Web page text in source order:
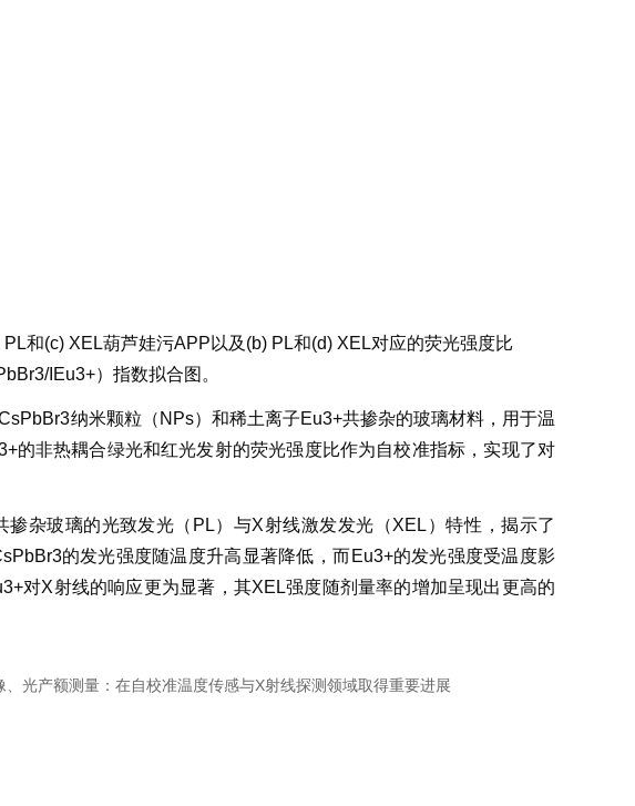
和(c) XEL葫芦娃污APP以及(b) PL和(d) XEL对应的荧光强度比
/I Eu3+）指数拟合图。
CsPbBr3纳米颗粒（NPs）和稀土离子Eu3+共掺杂的玻璃材料，用于温
的非热耦合绿光和红光发射的荧光强度比作为自校准指标，实现了对
掺杂玻璃的光致发光（PL）与X射线激发发光（XEL）特性，揭示了
3的发光强度随温度升高显著降低，而Eu3+的发光强度受温度影
3+对X射线的响应更为显著，其XEL强度随剂量率的增加呈现出更高的